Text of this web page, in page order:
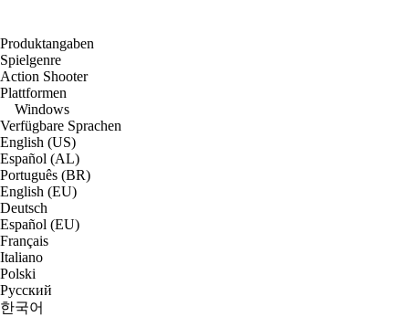
Produktangaben
Spielgenre
Action Shooter
Plattformen
Windows
Verfügbare Sprachen
English (US)
Español (AL)
Português (BR)
English (EU)
Deutsch
Español (EU)
Français
Italiano
Polski
Русский
한국어